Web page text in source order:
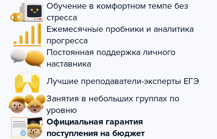
Обучение в комфортном темпе без
стресса
Ежемесячные пробники и аналитика
прогресса
Постоянная поддержка личного
наставника
Лучшие преподаватели-эксперты ЕГЭ
Занятия в небольших группах по
уровню
Официальная гарантия
поступления на бюджет